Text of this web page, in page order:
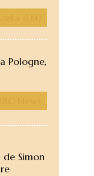
Pologne,
de Simon